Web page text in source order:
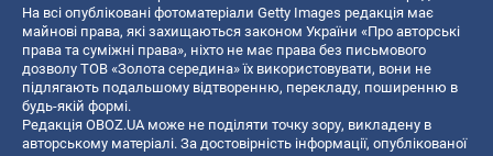
На всі опубліковані фотоматеріали Getty Images редакція має
майнові права, які захищаються законом України «Про авторські
права та суміжні права», ніхто не має права без письмового
дозволу ТОВ «Золота середина» їх використовувати, вони не
підлягають подальшому відтворенню, перекладу, поширенню в
будь-якій формі.
Редакція OBOZ.UA може не поділяти точку зору, викладену в
авторському матеріалі. За достовірність інформації, опублікованої